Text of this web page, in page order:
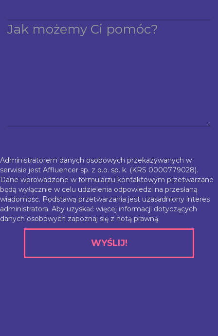
Administratorem danych osobowych przekazywanych w
serwisie jest Affluencer sp. z o.o. sp. k. (KRS 0000779028).
Dane wprowadzone w formularzu kontaktowym przetwarzane
będą wyłącznie w celu udzielenia odpowiedzi na przesłaną
wiadomość. Podstawą przetwarzania jest uzasadniony interes
administratora. Aby uzyskać więcej informacji dotyczących
danych osobowych zapoznaj się z notą prawną.
WYŚLIJ!